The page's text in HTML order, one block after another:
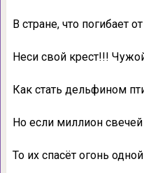
В стране, что погибает
Неси свой крест!!!
Как стать дельфином
Но если миллион свечей
То их спасёт огонь